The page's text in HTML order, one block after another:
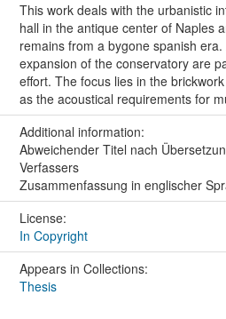
This work deals with the urbanistic
hall in the antique center of Naples
remains from a bygone spanish
expansion of the conservatory are
effort. The focus lies in the
as the acoustical requirements for
Additional information:
Abweichender Titel nach
Verfassers
Zusammenfassung in englischer
License:
In Copyright
Appears in Collections:
Thesis